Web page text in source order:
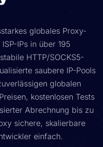
globales Proxy-
IPs in über 195
HTTP/SOCKS5-
saubere IP-Pools
globalen
kostenlosen Tests
Abrechnung bis zu
sichere, skalierbare
einfach.